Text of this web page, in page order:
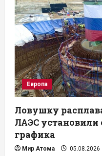
Европа
Ловушку
ЛАЭС установили
графика
Мир Атома 05.08.2026